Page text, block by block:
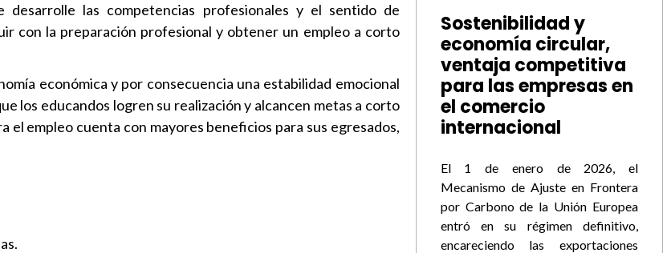
las competencias profesionales y el sentido de
con la preparación profesional y obtener un empleo a corto
económica y por consecuencia una estabilidad emocional
los educandos logren su realización y alcancen metas a corto
empleo cuenta con mayores beneficios para sus egresados,
Sostenibilidad y
economía circular,
ventaja competitiva
para las empresas en
el comercio
internacional
El 1 de enero de 2026, el
Mecanismo de Ajuste en Frontera
por Carbono de la Unión Europea
entró en su régimen definitivo,
encareciendo las exportaciones